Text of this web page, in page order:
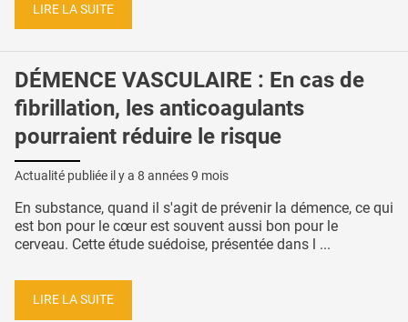
LIRE LA SUITE
DÉMENCE VASCULAIRE : En cas de
fibrillation, les anticoagulants
pourraient réduire le risque
Actualité publiée il y a 8 années 9 mois
En substance, quand il s'agit de prévenir la démence, ce qui
est bon pour le cœur est souvent aussi bon pour le
cerveau. Cette étude suédoise, présentée dans l ...
LIRE LA SUITE